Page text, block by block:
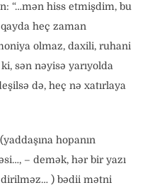
“…mən hiss etmişdim, bu
heç zaman
olmaz, daxili, ruhani
sən nəyisə yarıyolda
də, heç nə xatırlaya
hopanın
– demək, hər bir yazı
) bədii mətni